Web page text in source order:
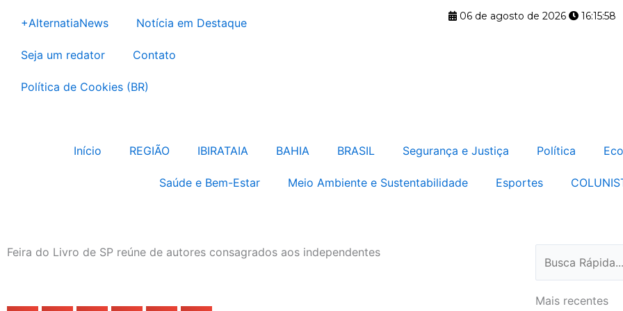
para
conteúdo
+AlternatiaNews Notícia em Destaque
Seja um redator Contato
Política de Cookies (BR)
06 de agosto de 2026 16:15:58
Início REGIÃO IBIRATAIA BAHIA BRASIL Segurança e Justiça Política
Saúde e Bem-Estar Meio Ambiente e Sustentabilidade Esportes
Feira do Livro de SP reúne de autores consagrados aos independentes
Mais recentes